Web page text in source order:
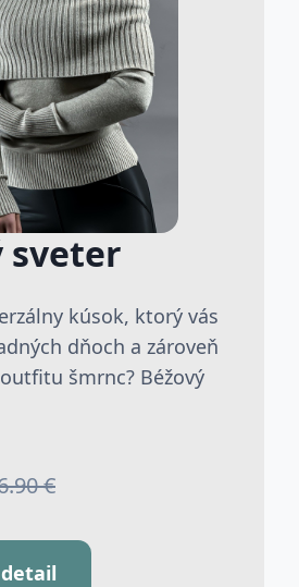
sveter
kúsok, ktorý vás
dňoch a zároveň
šmrnc? Béžový
€